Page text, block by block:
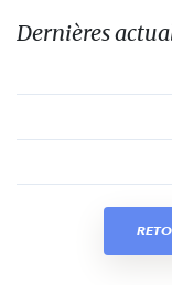
Dernières